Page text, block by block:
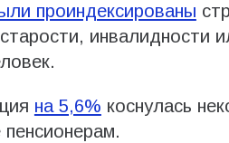
проиндексированы
инвалидности
на 5,6% коснулась